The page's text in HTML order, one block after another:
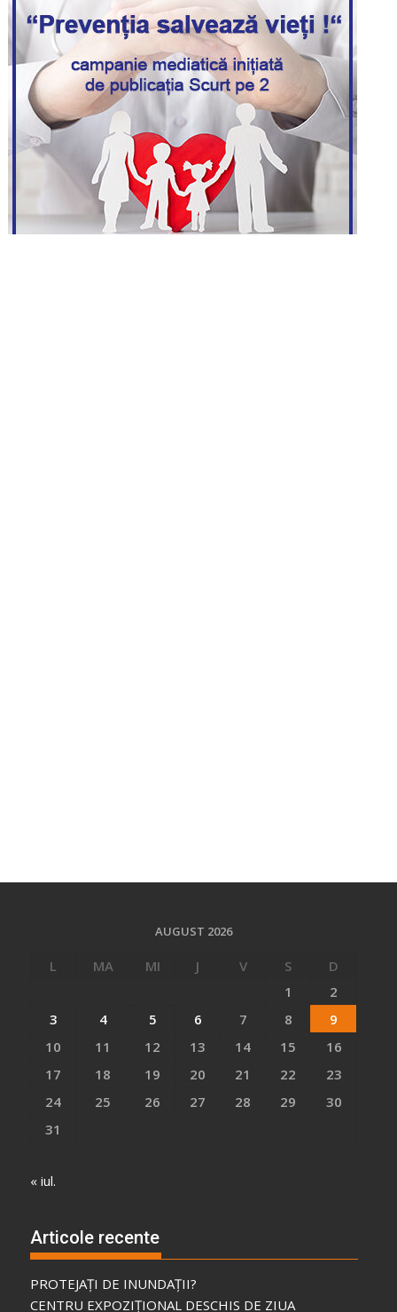
AUGUST 2026
L MA MI J V S
D
1
2
3
4 5 6 7 8
9
10
11 12 13 14 15
16
17
18 19 20 21 22
23
24
25 26 27 28 29
30
31
« iul.
Articole recente
PROTEJAȚI DE INUNDAȚII?
CENTRU EXPOZIȚIONAL DESCHIS DE ZIUA